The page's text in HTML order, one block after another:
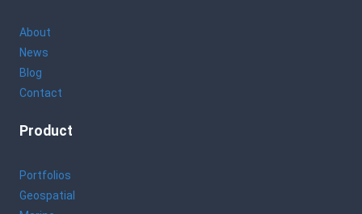
About
News
Blog
Contact
Product
Portfolios
Geospatial